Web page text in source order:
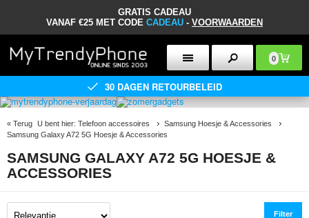
GRATIS CADEAU
VANAF €25 MET CODE CADEAU - VOORWAARDEN
0
30 DAGEN RETOURBELEID
« Terug U bent hier: Telefoon accessoires
Samsung Hoesje & Accessories
Samsung Galaxy A72 5G Hoesje & Accessories
SAMSUNG GALAXY A72 5G HOESJE &
ACCESSORIES
Filter